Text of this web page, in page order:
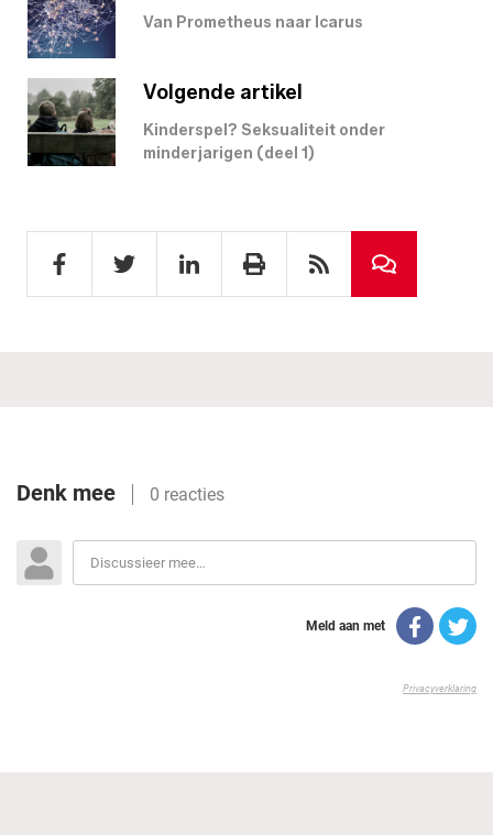
Van Prometheus naar Icarus
Volgende artikel
Kinderspel? Seksualiteit onder
minderjarigen (deel 1)